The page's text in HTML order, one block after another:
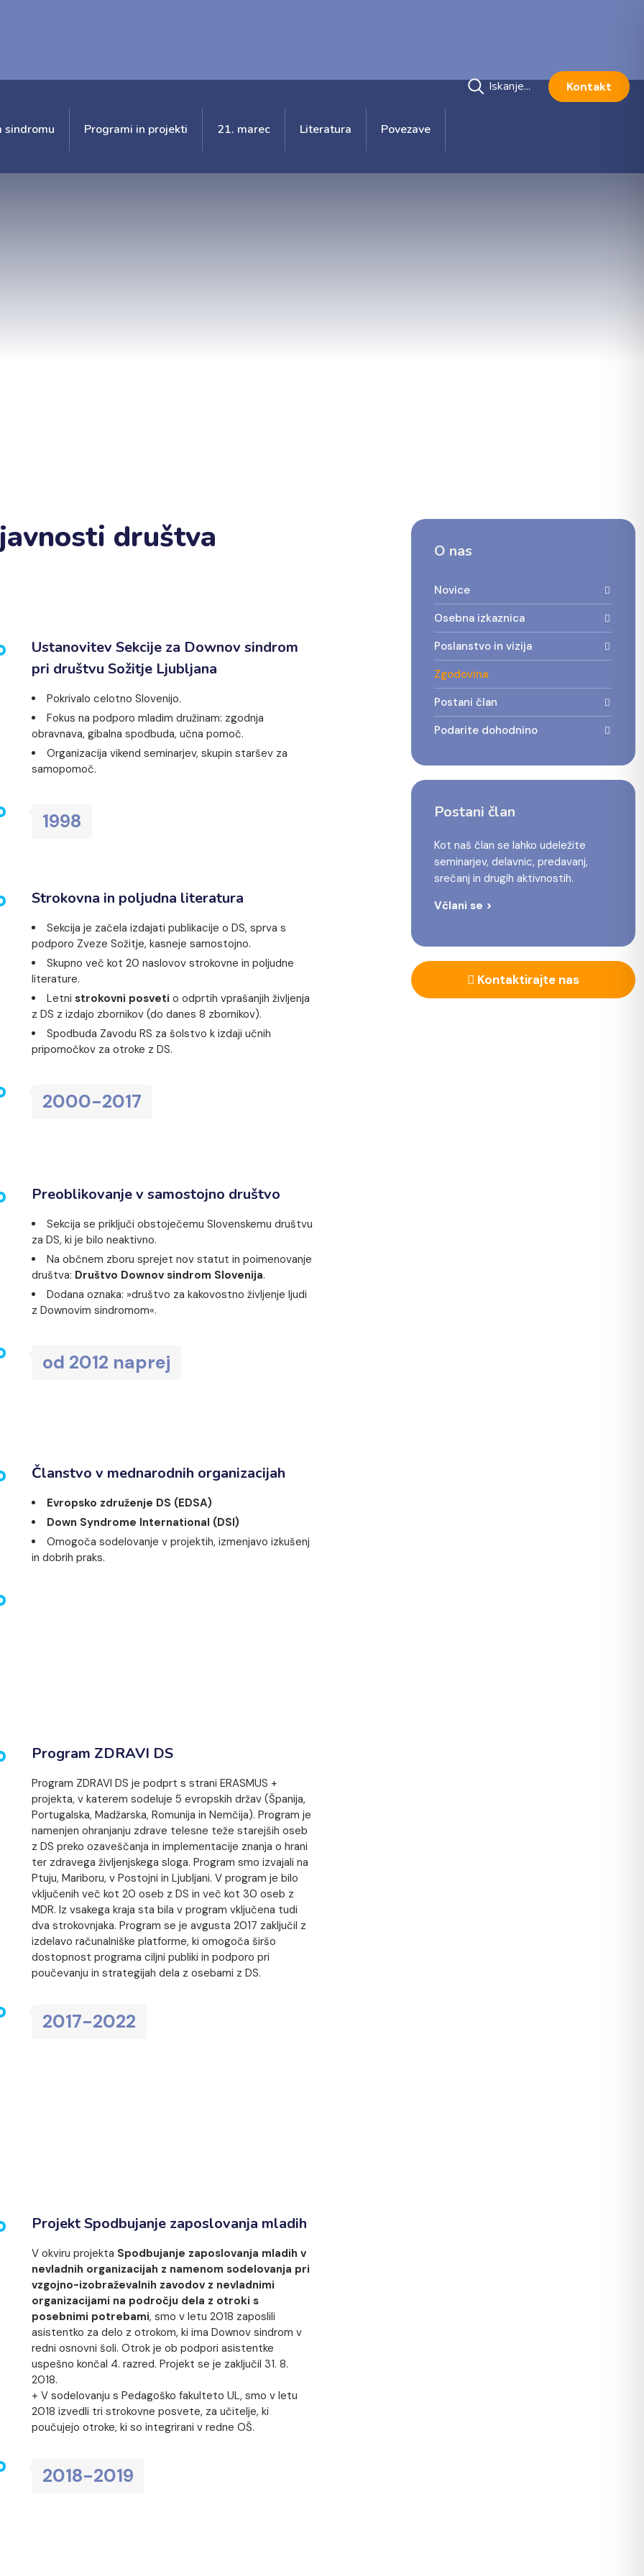
sindromu Programi in projekti 21. marec Literatura Povezave
Kontakt
društva
Ustanovitev Sekcije za Downov sindrom
pri društvu Sožitje Ljubljana
Pokrivalo celotno Slovenijo.
Fokus na podporo mladim družinam: zgodnja
obravnava, gibalna spodbuda, učna pomoč.
Organizacija vikend seminarjev, skupin staršev za
samopomoč.
1998
Strokovna in poljudna literatura
Sekcija je začela izdajati publikacije o DS, sprva s
podporo Zveze Sožitje, kasneje samostojno.
Skupno več kot 20 naslovov strokovne in poljudne
literature.
Letni strokovni posveti o odprtih vprašanjih življenja
z DS z izdajo zbornikov (do danes 8 zbornikov).
Spodbuda Zavodu RS za šolstvo k izdaji učnih
pripomočkov za otroke z DS.
2000-2017
Preoblikovanje v samostojno društvo
Sekcija se priključi obstoječemu Slovenskemu društvu
za DS, ki je bilo neaktivno.
Na občnem zboru sprejet nov statut in poimenovanje
društva: Društvo Downov sindrom Slovenija.
Dodana oznaka: »društvo za kakovostno življenje ljudi
z Downovim sindromom«.
od 2012 naprej
Članstvo v mednarodnih organizacijah
Evropsko združenje DS (EDSA)
Down Syndrome International (DSI)
Omogoča sodelovanje v projektih, izmenjavo izkušenj
in dobrih praks.
Program ZDRAVI DS
Program ZDRAVI DS je podprt s strani ERASMUS +
projekta, v katerem sodeluje 5 evropskih držav (Španija,
Portugalska, Madžarska, Romunija in Nemčija). Program je
namenjen ohranjanju zdrave telesne teže starejših oseb
z DS preko ozaveščanja in implementacije znanja o hrani
ter zdravega življenjskega sloga. Program smo izvajali na
Ptuju, Mariboru, v Postojni in Ljubljani. V program je bilo
vključenih več kot 20 oseb z DS in več kot 30 oseb z
MDR. Iz vsakega kraja sta bila v program vključena tudi
dva strokovnjaka. Program se je avgusta 2017 zaključil z
izdelavo računalniške platforme, ki omogoča širšo
dostopnost programa ciljni publiki in podporo pri
poučevanju in strategijah dela z osebami z DS.
2017-2022
Projekt Spodbujanje zaposlovanja mladih
V okviru projekta Spodbujanje zaposlovanja mladih v
nevladnih organizacijah z namenom sodelovanja pri
vzgojno-izobraževalnih zavodov z nevladnimi
organizacijami na področju dela z otroki s
posebnimi potrebami, smo v letu 2018 zaposlili
asistentko za delo z otrokom, ki ima Downov sindrom v
redni osnovni šoli. Otrok je ob podpori asistentke
uspešno končal 4. razred. Projekt se je zaključil 31. 8.
2018.
+ V sodelovanju s Pedagoško fakulteto UL, smo v letu
2018 izvedli tri strokovne posvete, za učitelje, ki
poučujejo otroke, ki so integrirani v redne OŠ.
2018-2019
O nas
Novice
Osebna izkaznica
Poslanstvo in vizija
Zgodovina
Postani član
Podarite dohodnino
Postani član
Kot naš član se lahko udeležite
seminarjev, delavnic, predavanj,
srečanj in drugih aktivnostih.
Včlani se >
Kontaktirajte nas